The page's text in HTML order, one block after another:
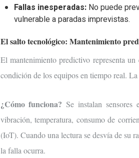
Fallas inesperadas:No puede
vulnerable a paradas imprevistas.
El salto tecnológico: Mantenimiento
El mantenimiento predictivo representa
condición de los equipos en tiempo real.
¿Cómo funciona? Se instalan sensores
vibración, temperatura, consumo de
(IoT). Cuando una lectura se desvía de su
la falla ocurra.